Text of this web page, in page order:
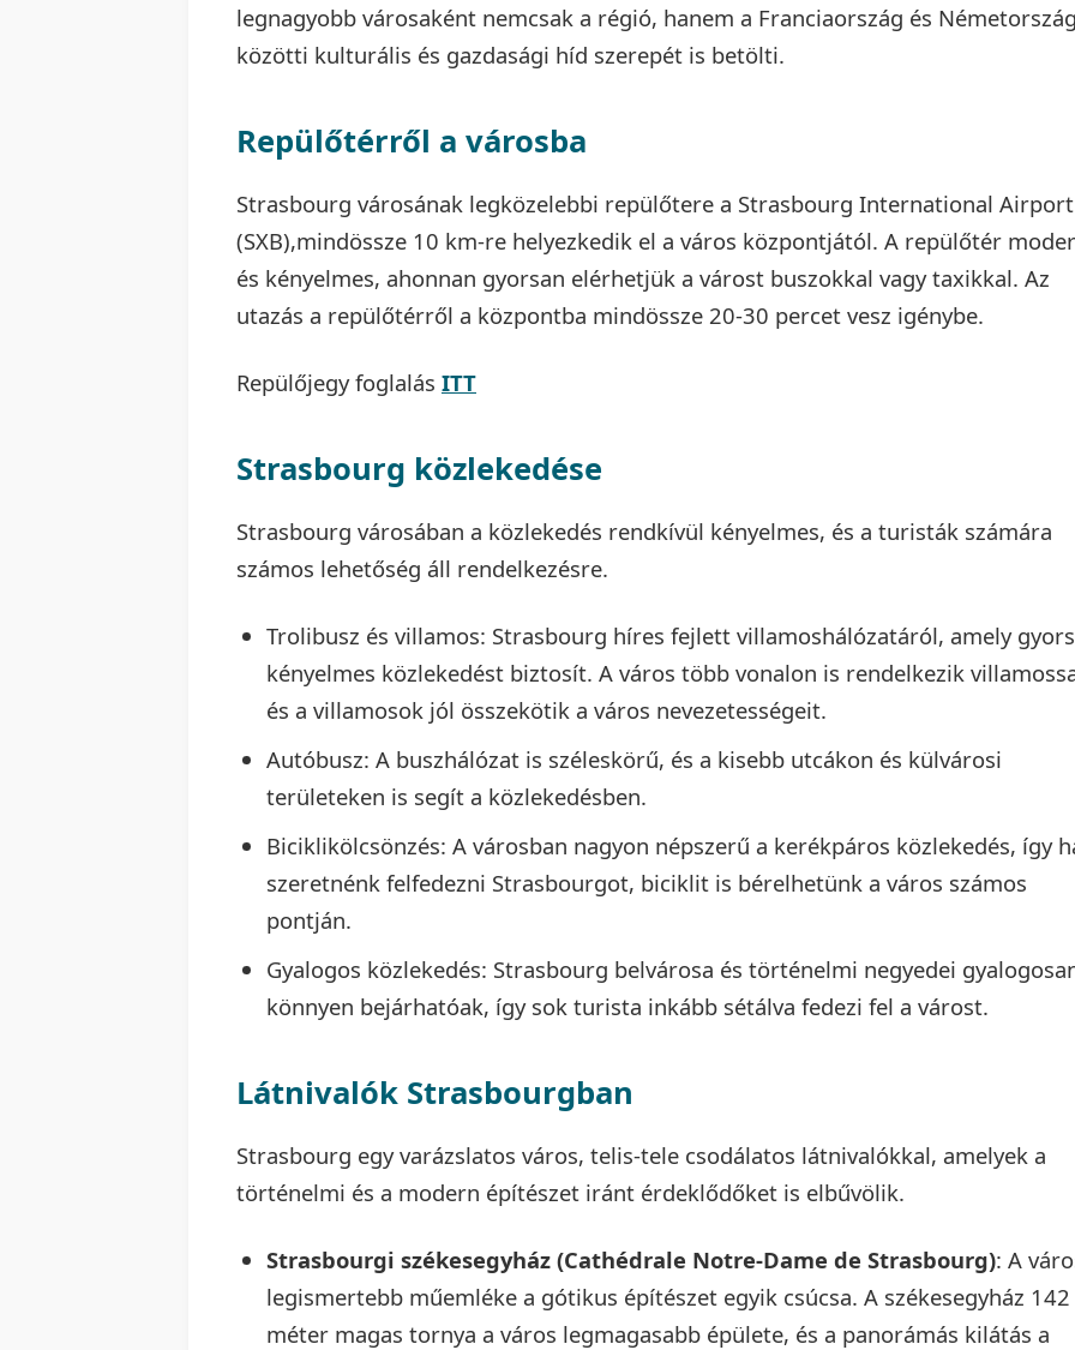
legnagyobb városaként nemcsak a régió, hanem a Franciaország és
közötti kulturális és gazdasági híd szerepét is betölti.
Repülőtérről a városba
Strasbourg városának legközelebbi repülőtere a Strasbourg International Airport
(SXB),mindössze 10 km-re helyezkedik el a város központjától. A repülőtér
és kényelmes, ahonnan gyorsan elérhetjük a várost buszokkal vagy taxikkal. Az
utazás a repülőtérről a központba mindössze 20-30 percet vesz igénybe.
Repülőjegy foglalás ITT
Strasbourg közlekedése
Strasbourg városában a közlekedés rendkívül kényelmes, és a turisták számára
számos lehetőség áll rendelkezésre.
Trolibusz és villamos: Strasbourg híres fejlett villamoshálózatáról, amely
kényelmes közlekedést biztosít. A város több vonalon is rendelkezik
és a villamosok jól összekötik a város nevezetességeit.
Autóbusz: A buszhálózat is széleskörű, és a kisebb utcákon és külvárosi
területeken is segít a közlekedésben.
Biciklikölcsönzés: A városban nagyon népszerű a kerékpáros közlekedés, így
szeretnénk felfedezni Strasbourgot, biciklit is bérelhetünk a város számos
pontján.
Gyalogos közlekedés: Strasbourg belvárosa és történelmi negyedei
könnyen bejárhatóak, így sok turista inkább sétálva fedezi fel a várost.
Látnivalók Strasbourgban
Strasbourg egy varázslatos város, telis-tele csodálatos látnivalókkal, amelyek a
történelmi és a modern építészet iránt érdeklődőket is elbűvölik.
Strasbourgi székesegyház (Cathédrale Notre-Dame de Strasbourg): A
legismertebb műemléke a gótikus építészet egyik csúcsa. A székesegyház 142
méter magas tornya a város legmagasabb épülete, és a panorámás kilátás a